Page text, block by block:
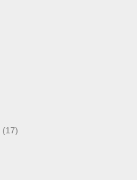
(17)